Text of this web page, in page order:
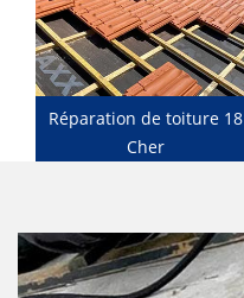
Réparation de toiture 18
Cher